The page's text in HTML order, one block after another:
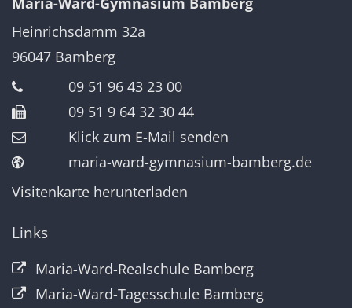
Heinrichsdamm 32a
96047 Bamberg
09 51 96 43 23 00
09 51 9 64 32 30 44
Klick zum E-Mail senden
maria-ward-gymnasium-bamberg.de
Visitenkarte herunterladen
Links
Maria-Ward-Realschule Bamberg
Maria-Ward-Tagesschule Bamberg